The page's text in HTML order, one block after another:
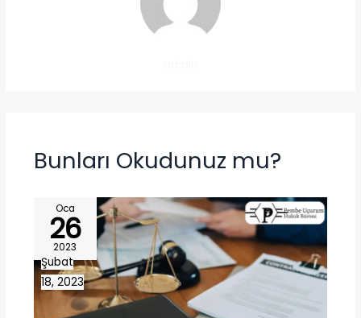
Bunları Okudunuz mu?
Oca
26
2023
Şubat
18, 2023